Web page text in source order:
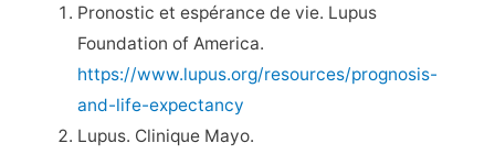
Pronostic et espérance de vie. Lupus
Foundation of America.
https://www.lupus.org/resources/prognosis-
and-life-expectancy
Lupus. Clinique Mayo.